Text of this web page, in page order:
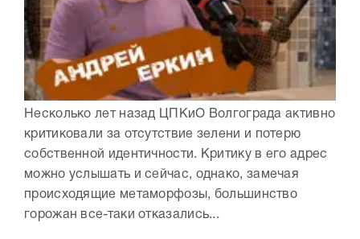
Несколько лет назад ЦПКиО Волгограда активно
критиковали за отсутствие зелени и потерю
собственной идентичности. Критику в его адрес
можно услышать и сейчас, однако, замечая
происходящие метаморфозы, большинство
горожан все-таки отказались...